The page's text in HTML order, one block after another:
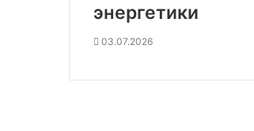
энергетики
03.07.2026